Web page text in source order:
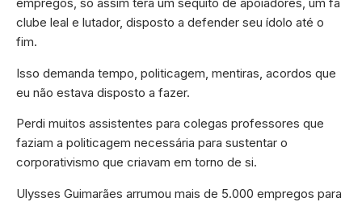
empregos, só assim terá um séquito de apoiadores, um fã
clube leal e lutador, disposto a defender seu ídolo até o
fim.
Isso demanda tempo, politicagem, mentiras, acordos que
eu não estava disposto a fazer.
Perdi muitos assistentes para colegas professores que
faziam a politicagem necessária para sustentar o
corporativismo que criavam em torno de si.
Ulysses Guimarães arrumou mais de 5.000 empregos para